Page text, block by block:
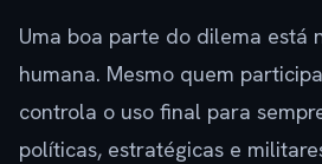
Uma boa parte do dilema está
humana. Mesmo quem
controla o uso final para
políticas, estratégicas e